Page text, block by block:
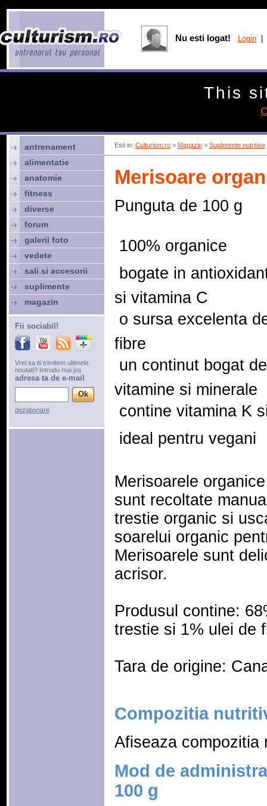
Esti in: Culturism.ro> Magazin> Suplimente nutritive
Merisoare
Punguta de 100 g
 100% organice
 bogate in
si vitamina C
 o sursa excelenta
fibre
 un continut bogat de
vitamine si minerale
 contine vitamina K
 ideal pentru vegani
Merisoarele
sunt recoltate
trestie organic si
soarelui organic
Merisoarele sunt
acrisor.
Produsul contine:
trestie si 1% ulei de
Tara de origine:
Compozitia
Afiseaza compozitia
Mod de
100 g
antrenament
alimentatie
anatomie
fitness
diverse
forum
galerii foto
vedete
sali si accesorii
suplimente
magazin
Fii sociabil!
Vrei sa iti trimitem ultimele
noutati? Introdu mai jos
adresa ta de e-mail
dezabonare
Nu esti logat! Login
This